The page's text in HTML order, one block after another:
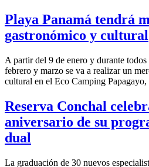
Playa Panamá tendrá
gastronómico y cultural
A partir del 9 de enero y durante todos
febrero y marzo se va a realizar un
cultural en el Eco Camping Papagayo,
Reserva Conchal
aniversario de su
dual
La graduación de 30 nuevos